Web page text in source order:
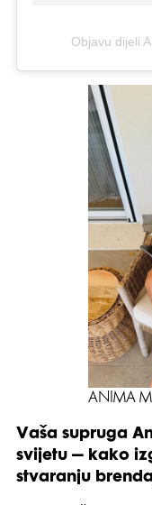
Objavu dijeli
ANIMA
Vaša supruga
svijetu – kako
stvaranju